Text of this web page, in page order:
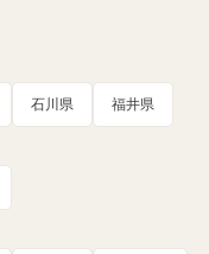
石川県 福井県